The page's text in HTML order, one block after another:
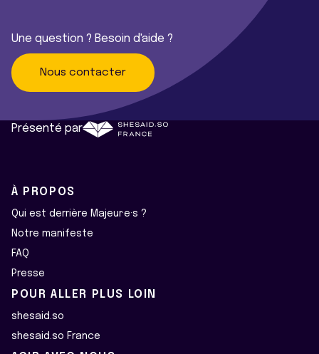
Une question ? Besoin d'aide ?
Nous contacter
Présenté par
À PROPOS
Qui est derrière Majeur·e·s ?
Notre manifeste
FAQ
Presse
POUR ALLER PLUS LOIN
shesaid.so
shesaid.so France